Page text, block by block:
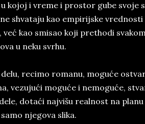
kojoj i vreme i prostor gube svoje
shvataju kao empirijske vrednosti
kao smisao koji prethodi
u neku svrhu.
recimo romanu, moguće
vezujući moguće i nemoguće,
dotaći najvišu realnost na
njegova slika.